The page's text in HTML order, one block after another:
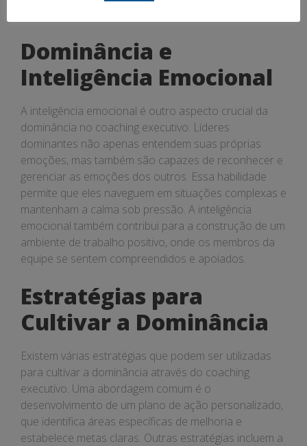
Dominância e
Inteligência Emocional
A inteligência emocional é outro aspecto crucial da
dominância no coaching executivo. Líderes
dominantes não apenas entendem suas próprias
emoções, mas também são capazes de reconhecer e
gerenciar as emoções dos outros. Essa habilidade
permite que eles naveguem em situações complexas e
mantenham a calma sob pressão. A inteligência
emocional também contribui para a construção de um
ambiente de trabalho positivo, onde os membros da
equipe se sentem compreendidos e apoiados.
Estratégias para
Cultivar a Dominância
Existem várias estratégias que podem ser utilizadas
para cultivar a dominância através do coaching
executivo. Uma abordagem comum é o
desenvolvimento de um plano de ação personalizado,
que identifica áreas específicas de melhoria e
estabelece metas claras. Outras estratégias incluem a